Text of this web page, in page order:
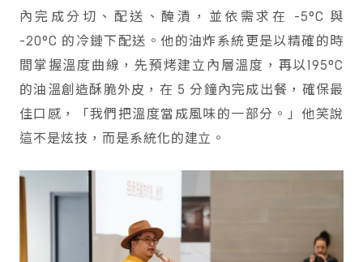
內完成分切、配送、醃漬，並依需求在 -5°C 與
-20°C 的冷鏈下配送。他的油炸系統更是以精確的時
間掌握溫度曲線，先預烤建立內層溫度，再以195°C
的油溫創造酥脆外皮，在 5 分鐘內完成出餐，確保最
佳口感，「我們把溫度當成風味的一部分。」他笑說
這不是炫技，而是系統化的建立。